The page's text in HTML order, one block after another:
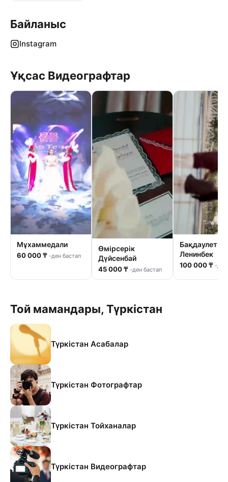
Байланыс
Instagram
Ұқсас Видеографтар
Мұхаммедали
60 000 ₸ -ден бастап
Өмірсерік
Дүйсенбай
45 000 ₸ -ден бастап
Бақдаулет
Ленинбек
100 000 ₸ -ден
Той мамандары, Түркістан
Түркістан Асабалар
Түркістан Фотографтар
Түркістан Тойханалар
Түркістан Видеографтар